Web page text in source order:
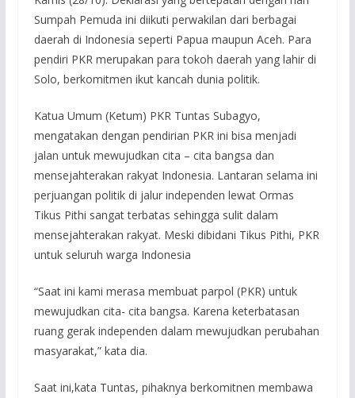
Sumpah Pemuda ini diikuti perwakilan dari berbagai
daerah di Indonesia seperti Papua maupun Aceh. Para
pendiri PKR merupakan para tokoh daerah yang lahir di
Solo, berkomitmen ikut kancah dunia politik.
Katua Umum (Ketum) PKR Tuntas Subagyo,
mengatakan dengan pendirian PKR ini bisa menjadi
jalan untuk mewujudkan cita – cita bangsa dan
mensejahterakan rakyat Indonesia. Lantaran selama ini
perjuangan politik di jalur independen lewat Ormas
Tikus Pithi sangat terbatas sehingga sulit dalam
mensejahterakan rakyat. Meski dibidani Tikus Pithi, PKR
untuk seluruh warga Indonesia
“Saat ini kami merasa membuat parpol (PKR) untuk
mewujudkan cita- cita bangsa. Karena keterbatasan
ruang gerak independen dalam mewujudkan perubahan
masyarakat,” kata dia.
Saat ini,kata Tuntas, pihaknya berkomitnen membawa